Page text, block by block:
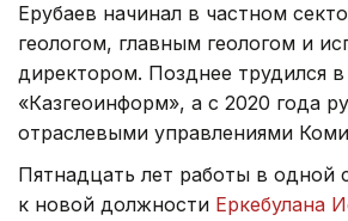
Ерубаев начинал в частном
геологом, главным геологом и
директором. Позднее трудился
«Казгеоинформ», а с 2020 года
отраслевыми управлениями
Пятнадцать лет работы в одной
к новой должности Еркебулана